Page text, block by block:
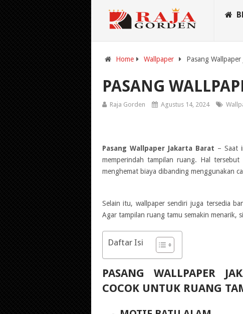
Home Wallpaper Pasang
PASANG
Raja Gorden Agustus 14, 2024
Pasang Wallpaper Jakarta Barat – Saat
memperindah tampilan ruang. Hal
menghemat biaya dibanding menggunakan
Selain itu, wallpaper sendiri juga tersedia
Agar tampilan ruang tamu semakin menarik,
Daftar Isi
PASANG WALLPAPER
COCOK UNTUK RUANG